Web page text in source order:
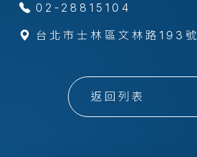
02-28815104
台北市士林區文林路193號
返回列表